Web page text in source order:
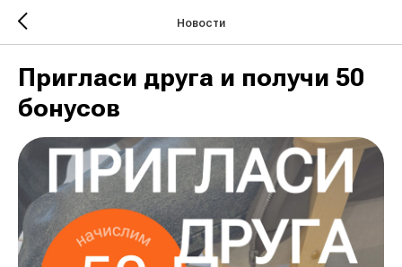
Новости
Пригласи друга и получи 50
бонусов